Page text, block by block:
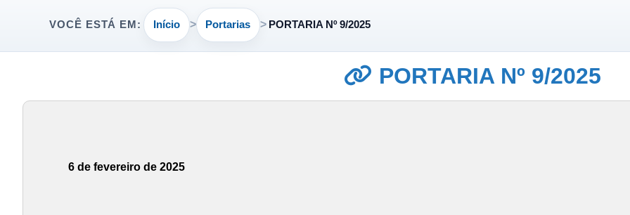
VOCÊ ESTÁ EM: Início Portarias PORTARIA Nº 9/2025
PORTARIA Nº 9/2025
6 de fevereiro de 2025